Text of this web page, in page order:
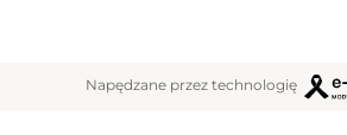
Napędzane przez technologię